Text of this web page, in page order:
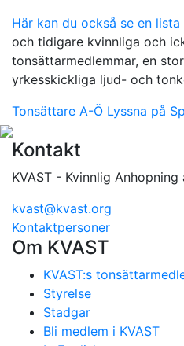
Här kan du också se en lista
och tidigare kvinnliga och
tonsättarmedlemmar, en
yrkesskickliga ljud- och
Tonsättare A-Ö Lyssna på
Kontakt
KVAST - Kvinnlig
kvast@kvast.org
Kontaktpersoner
Om KVAST
KVAST:s
Styrelse
Stadgar
Bli medlem i KVAST